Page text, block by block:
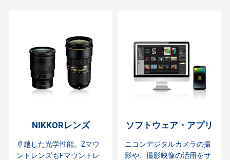
NIKKORレンズ
卓越した光学性能。Zマウ
ントレンズもFマウントレ
ソフトウェア・アプリ
ニコンデジタルカメラの撮
影や、撮影映像の活用をサ